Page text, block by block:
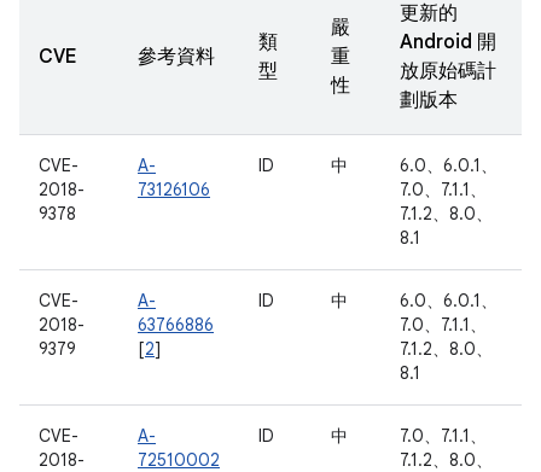
CVE 參考資料
類
型
嚴
重
性
更新的
Android 開
放原始碼計
劃版本
CVE-
2018-
9378
A-
73126106
ID 中
6.0、6.0.1、
7.0、7.1.1、
7.1.2、8.0、
8.1
CVE-
2018-
9379
A-
63766886
[2]
ID 中
6.0、6.0.1、
7.0、7.1.1、
7.1.2、8.0、
8.1
CVE-
2018-
A-
72510002
ID 中
7.0、7.1.1、
7.1.2、8.0、